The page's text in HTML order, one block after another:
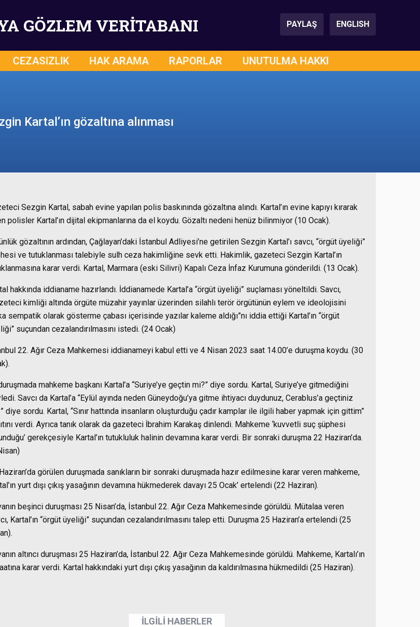
GÖZLEM VERİTABANI PAYLAŞ ENGLISH
CEZASIZLIK HAK ARAMA RAPORLAR UNUTULMA HAKKI
Kartal’ın gözaltına alınması
Sezgin Kartal, sabah evine yapılan polis baskınında gözaltına alındı. Kartal’ın evine kapıyı kırarak
polisler Kartal’ın dijital ekipmanlarına da el koydu. Gözaltı nedeni henüz bilinmiyor (10 Ocak).
gözaltının ardından, Çağlayan’daki İstanbul Adliyesi’ne getirilen Sezgin Kartal’ı savcı, “örgüt üyeliği”
ve tutuklanması talebiyle sulh ceza hakimliğine sevk etti. Hakimlik, gazeteci Sezgin Kartal’ın
karar verdi. Kartal, Marmara (eski Silivri) Kapalı Ceza İnfaz Kurumuna gönderildi. (13 Ocak).
hakkında iddianame hazırlandı. İddianamede Kartal’a “örgüt üyeliği” suçlaması yöneltildi. Savcı,
kimliği altında örgüte müzahir yayınlar üzerinden silahlı terör örgütünün eylem ve ideolojisini
sempatik olarak gösterme çabası içerisinde yazılar kaleme aldığı”nı iddia ettiği Kartal’ın “örgüt
suçundan cezalandırılmasını istedi. (24 Ocak)
22. Ağır Ceza Mahkemesi iddianameyi kabul etti ve 4 Nisan 2023 saat 14.00’e duruşma koydu. (30
mahkeme başkanı Kartal’a “Suriye’ye geçtin mi?” diye sordu. Kartal, Suriye’ye gitmediğini
Savcı da Kartal’a “Eylül ayında neden Güneydoğu’ya gitme ihtiyacı duydunuz, Cerablus’a geçtiniz
diye sordu. Kartal, “Sınır hattında insanların oluşturduğu çadır kamplar ile ilgili haber yapmak için gittim”
verdi. Ayrıca tanık olarak da gazeteci İbrahim Karakaş dinlendi. Mahkeme ‘kuvvetli suç şüphesi
gerekçesiyle Kartal’ın tutukluluk halinin devamına karar verdi. Bir sonraki duruşma 22 Haziran’da.
görülen duruşmada sanıkların bir sonraki duruşmada hazır edilmesine karar veren mahkeme,
yurt dışı çıkış yasağının devamına hükmederek davayı 25 Ocak’ ertelendi (22 Haziran).
beşinci duruşması 25 Nisan’da, İstanbul 22. Ağır Ceza Mahkemesinde görüldü. Mütalaa veren
Kartal’ın “örgüt üyeliği” suçundan cezalandırılmasını talep etti. Duruşma 25 Haziran’a ertelendi (25
altıncı duruşması 25 Haziran’da, İstanbul 22. Ağır Ceza Mahkemesinde görüldü. Mahkeme, Kartalı’ın
karar verdi. Kartal hakkındaki yurt dışı çıkış yasağının da kaldırılmasına hükmedildi (25 Haziran).
İLGİLİ HABERLER